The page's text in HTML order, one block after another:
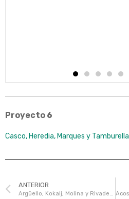
Proyecto 6
Casco, Heredia, Marques y Tamburella
ANTERIOR
Argüello, Kokalj, Molina y Rivadeneira